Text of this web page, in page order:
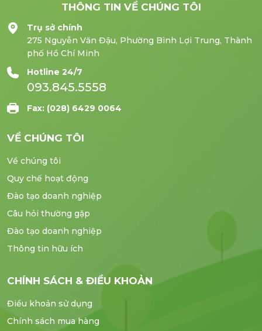
THÔNG TIN VỀ CHÚNG TÔI
Trụ sở chính
275 Nguyễn Văn Đậu, Phường Bình Lợi Trung, Thành
phố Hồ Chí Minh
Hotline 24/7
093.845.5558
Fax: (028) 6429 0064
VỀ CHÚNG TÔI
Về chúng tôi
Quy chế hoạt động
Đào tạo doanh nghiệp
Câu hỏi thường gặp
Đào tạo doanh nghiệp
Thông tin hữu ích
CHÍNH SÁCH & ĐIỀU KHOẢN
Điều khoản sử dụng
Chính sách mua hàng